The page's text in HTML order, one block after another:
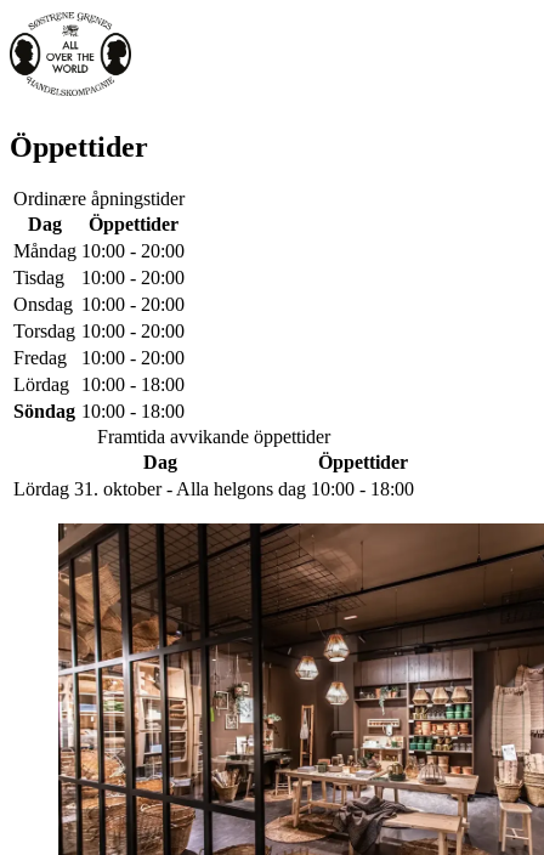
Öppettider
Ordinære åpningstider
Dag
Öppettider
Måndag 10:00 - 20:00
Tisdag
10:00 - 20:00
Onsdag 10:00 - 20:00
Torsdag 10:00 - 20:00
Fredag
10:00 - 20:00
Lördag
10:00 - 18:00
Söndag 10:00 - 18:00
Framtida avvikande öppettider
Dag
Öppettider
Lördag 31. oktober - Alla helgons dag 10:00 - 18:00